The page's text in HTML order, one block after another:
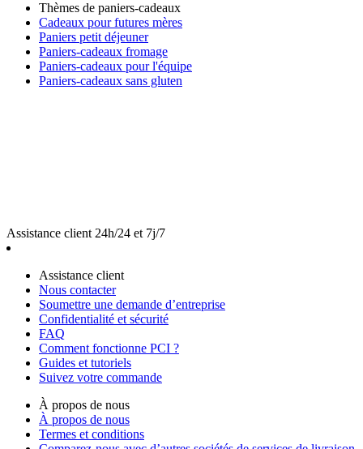
Thèmes de paniers-cadeaux
Cadeaux pour futures mères
Paniers petit déjeuner
Paniers-cadeaux fromage
Paniers-cadeaux pour l'équipe
Paniers-cadeaux sans gluten
Assistance client 24h/24 et 7j/7
Assistance client
Nous contacter
Soumettre une demande d’entreprise
Confidentialité et sécurité
FAQ
Comment fonctionne PCI ?
Guides et tutoriels
Suivez votre commande
À propos de nous
À propos de nous
Termes et conditions